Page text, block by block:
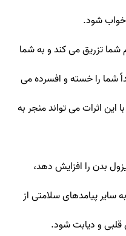
خواب شود.
شما تزریق می کند و به شما
شما را خسته و افسرده می
این اثرات می تواند منجر به
بدن را افزایش دهد،
سایر پیامدهای سلامتی از
قلبی و دیابت شود.